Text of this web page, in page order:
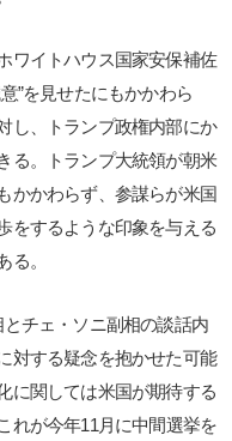
ワイトハウス国家安保補佐
”を見せたにもかかわら
し、トランプ政権内部にか
る。トランプ大統領が朝米
かかわらず、参謀らが米国
をするような印象を与える
る。
チェ・ソニ副相の談話内
対する疑念を抱かせた可能
に関しては米国が期待する
れが今年11月に中間選挙を